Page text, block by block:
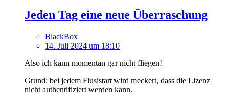
Jeden Tag eine neue Überraschung
BlackBox
14. Juli 2024 um 18:10
Also ich kann momentan gar nicht fliegen!
Grund: bei jedem Flusistart wird meckert, dass die Lizenz
nicht authentifiziert werden kann.